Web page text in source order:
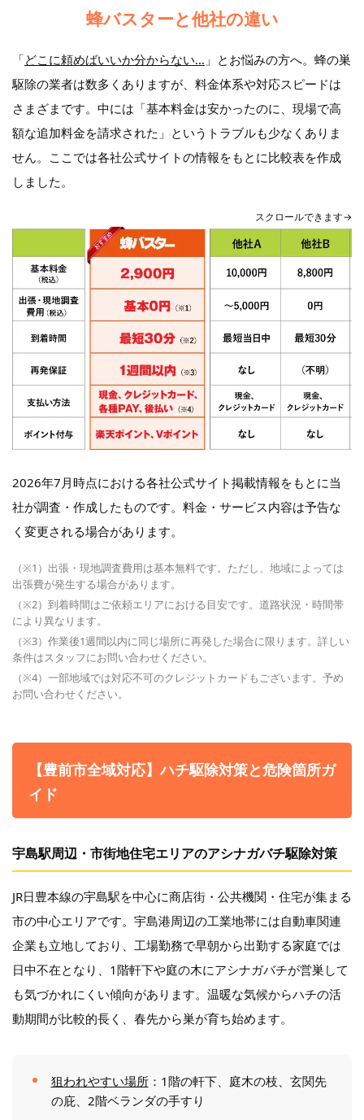
蜂バスターと他社の違い
「どこに頼めばいいか分からない… 」とお悩みの方へ。蜂の巣
駆除の業者は数多くありますが、料金体系や対応スピードは
さまざまです。中には「基本料金は安かったのに、現場で高
額な追加料金を請求された」というトラブルも少なくありま
せん。ここでは各社公式サイトの情報をもとに比較表を作成
しました。
スクロールできます→
2026年7月時点における各社公式サイト掲載情報をもとに当
社が調査・作成したものです。料金・サービス内容は予告な
く変更される場合があります。
（※1）出張・現地調査費用は基本無料です。ただし、地域によっては
出張費が発生する場合があります。
（※2）到着時間はご依頼エリアにおける目安です。道路状況・時間帯
により異なります。
（※3）作業後1週間以内に同じ場所に再発した場合に限ります。詳しい
条件はスタッフにお問い合わせください。
（※4）一部地域では対応不可のクレジットカードもございます。予め
お問い合わせください。
【豊前市全域対応】ハチ駆除対策と危険箇所ガ
イド
宇島駅周辺・市街地住宅エリアのアシナガバチ駆除対策
JR日豊本線の宇島駅を中心に商店街・公共機関・住宅が集まる
市の中心エリアです。宇島港周辺の工業地帯には自動車関連
企業も立地しており、工場勤務で早朝から出勤する家庭では
日中不在となり、1階軒下や庭の木にアシナガバチが営巣して
も気づかれにくい傾向があります。温暖な気候からハチの活
動期間が比較的長く、春先から巣が育ち始めます。
狙われやすい場所：1階の軒下、庭木の枝、玄関先
の庇、2階ベランダの手すり